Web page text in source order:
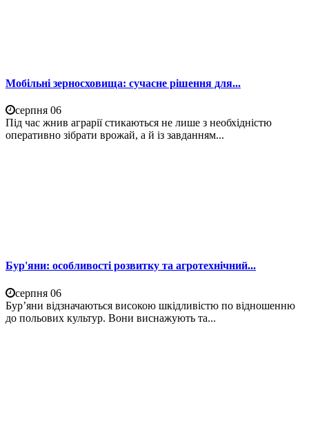
Мобільні зерносховища: сучасне рішення для...
серпня 06
Під час жнив аграрії стикаються не лише з необхідністю
оперативно зібрати врожай, а й із завданням...
Бур'яни: особливості розвитку та агротехнічний...
серпня 06
Бур’яни відзначаються високою шкідливістю по відношенню
до польових культур. Вони виснажують та...